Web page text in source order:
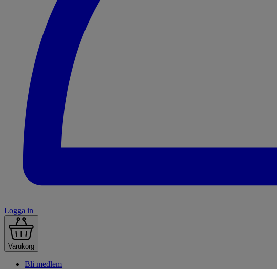
Logga in
Varukorg
Bli medlem